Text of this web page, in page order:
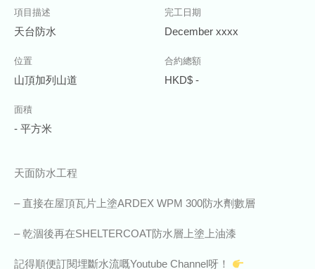
項目描述
天台防水
完工日期
December xxxx
位置
山頂加列山道
合約總額
HKD$ -
面積
- 平方米
天面防水工程
– 直接在屋頂瓦片上塗ARDEX WPM 300防水劑數層
– 乾涸後再在SHELTERCOAT防水層上塗上油漆
記得順便訂閱埋斷水流嘅Youtube Channel呀！